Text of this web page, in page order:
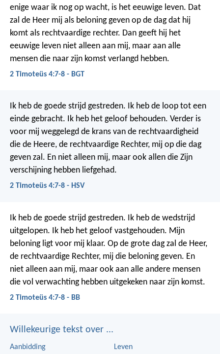
enige waar ik nog op wacht, is het eeuwige leven. Dat
zal de Heer mij als beloning geven op de dag dat hij
komt als rechtvaardige rechter. Dan geeft hij het
eeuwige leven niet alleen aan mij, maar aan alle
mensen die naar zijn komst verlangd hebben.
2 Timoteüs 4:7-8 - BGT
Ik heb de goede strijd gestreden. Ik heb de loop tot een
einde gebracht. Ik heb het geloof behouden. Verder is
voor mij weggelegd de krans van de rechtvaardigheid
die de Heere, de rechtvaardige Rechter, mij op die dag
geven zal. En niet alleen mij, maar ook allen die Zijn
verschijning hebben liefgehad.
2 Timoteüs 4:7-8 - HSV
Ik heb de goede strijd gestreden. Ik heb de wedstrijd
uitgelopen. Ik heb het geloof vastgehouden. Mijn
beloning ligt voor mij klaar. Op de grote dag zal de Heer,
de rechtvaardige Rechter, mij die beloning geven. En
niet alleen aan mij, maar ook aan alle andere mensen
die vol verwachting hebben uitgekeken naar zijn komst.
2 Timoteüs 4:7-8 - BB
Willekeurige tekst over ...
Aanbidding
Leven